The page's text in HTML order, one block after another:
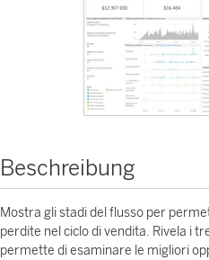
Beschreibung
Mostra gli stadi del flusso per
perdite nel ciclo di vendita. Rivela i
permette di esaminare le migliori